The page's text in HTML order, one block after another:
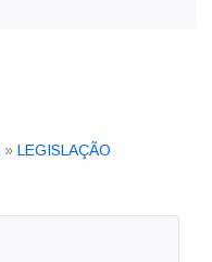
» LEGISLAÇÃO